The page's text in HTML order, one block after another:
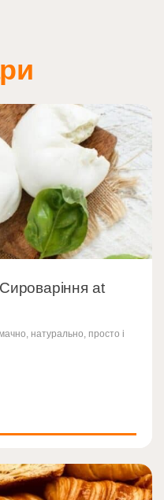
at
натурально, просто і